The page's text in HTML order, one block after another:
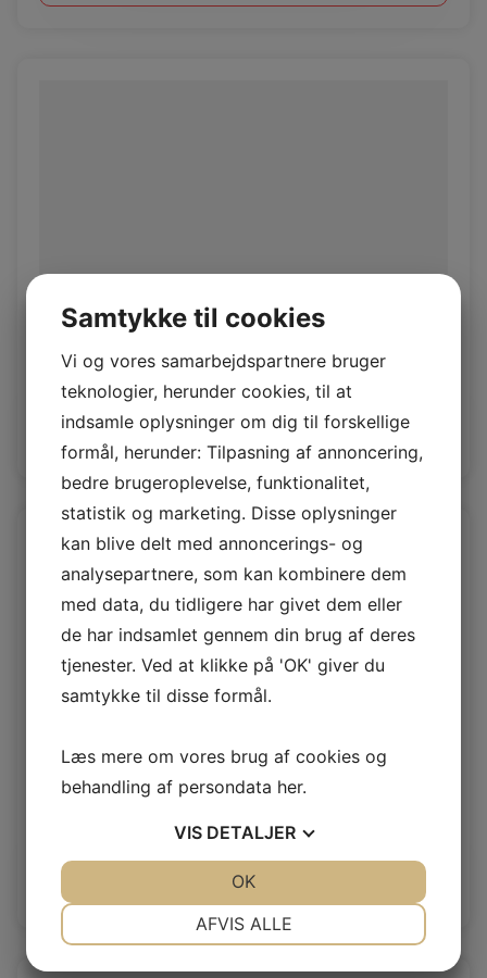
Objekt Seiden
Objekt 1,0/1,2mm
Log ind / Ny kunde
Objekt Quarz
Objekt 1,0/1,2mm
Log ind / Ny kunde
Samtykke til cookies
Vi og vores samarbejdspartnere bruger
teknologier, herunder cookies, til at
indsamle oplysninger om dig til forskellige
formål, herunder: Tilpasning af annoncering,
bedre brugeroplevelse, funktionalitet,
statistik og marketing. Disse oplysninger
kan blive delt med annoncerings- og
analysepartnere, som kan kombinere dem
med data, du tidligere har givet dem eller
de har indsamlet gennem din brug af deres
tjenester. Ved at klikke på 'OK' giver du
samtykke til disse formål.
Læs mere om vores brug af cookies og
behandling af persondata her.
VIS DETALJER
AFVIS ALLE
OK